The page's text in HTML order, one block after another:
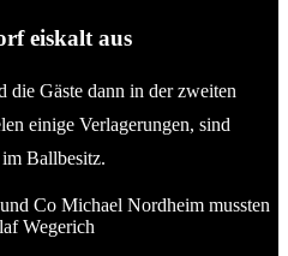
eiskalt aus
die Gäste dann in der zweiten
einige Verlagerungen, sind
Ballbesitz.